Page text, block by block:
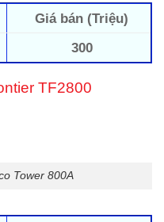
Giá bán (Triệu)
300
TF2800
Tower 800A